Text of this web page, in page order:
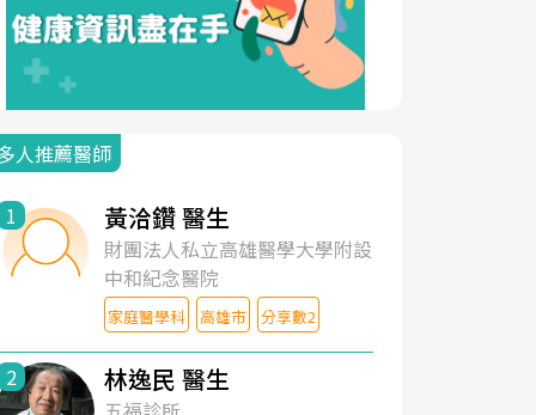
人推薦醫師
1 黃洽鑽 醫生
財團法人私立高雄醫學大學附設
中和紀念醫院
家庭醫學科 高雄市 分享數2
2 林逸民 醫生